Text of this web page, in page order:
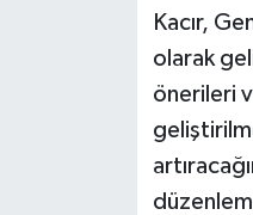
Kacır,
olarak
önerileri